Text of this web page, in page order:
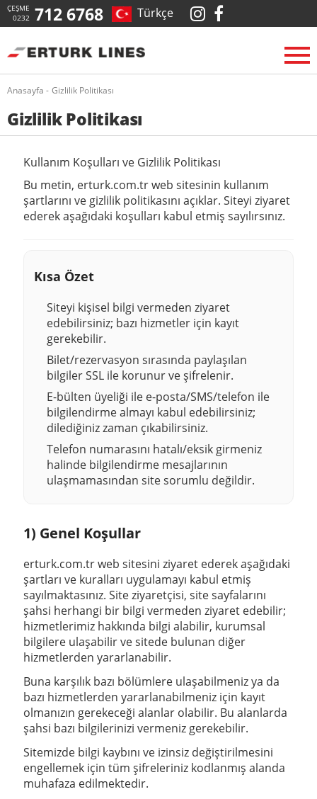
ÇEŞME
0232 712 6768 Türkçe
Anasayfa - Gizlilik Politikası
Gizlilik Politikası
Kullanım Koşulları ve Gizlilik Politikası
Bu metin, erturk.com.trweb sitesinin kullanım
şartlarını ve gizlilik politikasını açıklar. Siteyi ziyaret
ederek aşağıdaki koşulları kabul etmiş sayılırsınız.
Kısa Özet
Siteyi kişisel bilgi vermeden ziyaret
edebilirsiniz; bazı hizmetler için kayıt
gerekebilir.
Bilet/rezervasyon sırasında paylaşılan
bilgilerSSL ile korunur ve şifrelenir.
E-bülten üyeliği ile e-posta/SMS/telefon ile
bilgilendirme almayı kabul edebilirsiniz;
dilediğiniz zaman çıkabilirsiniz.
Telefon numarasını hatalı/eksik girmeniz
halinde bilgilendirme mesajlarının
ulaşmamasından site sorumlu değildir.
1) Genel Koşullar
erturk.com.trweb sitesini ziyaret ederek aşağıdaki
şartları ve kuralları uygulamayı kabul etmiş
sayılmaktasınız. Site ziyaretçisi, site sayfalarını
şahsi herhangi bir bilgi vermeden ziyaret edebilir;
hizmetlerimiz hakkında bilgi alabilir, kurumsal
bilgilere ulaşabilir ve sitede bulunan diğer
hizmetlerden yararlanabilir.
Buna karşılık bazı bölümlere ulaşabilmeniz ya da
bazı hizmetlerden yararlanabilmeniz için kayıt
olmanızın gerekeceği alanlar olabilir. Bu alanlarda
şahsi bazı bilgilerinizi vermeniz gerekebilir.
Sitemizde bilgi kaybını ve izinsiz değiştirilmesini
engellemek için tüm şifreleriniz kodlanmış alanda
muhafaza edilmektedir.